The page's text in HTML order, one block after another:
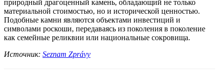
природный драгоценный камень, обладающий не только
материальной стоимостью, но и исторической ценностью.
Подобные камни являются объектами инвестиций и
символами роскоши, передаваясь из поколения в поколение
как семейные реликвии или национальные сокровища.
Источник: Seznam Zprávy